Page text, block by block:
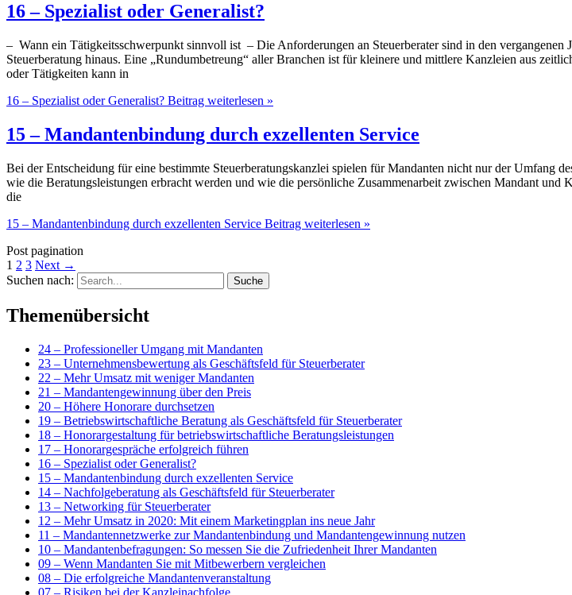
16 – Spezialist oder Generalist?
– Wann ein Tätigkeitsschwerpunkt sinnvoll ist – Die Anforderungen an Steuerberater sind in den
Steuerberatung hinaus. Eine „Rundumbetreung“ aller Branchen ist für kleinere und mittlere Kanzleien aus
oder Tätigkeiten kann in
16 – Spezialist oder Generalist? Beitrag weiterlesen »
15 – Mandantenbindung durch exzellenten Service
Bei der Entscheidung für eine bestimmte Steuerberatungskanzlei spielen für Mandanten nicht nur der Umfang
wie die Beratungsleistungen erbracht werden und wie die persönliche Zusammenarbeit zwischen Mandant
die
15 – Mandantenbindung durch exzellenten Service Beitrag weiterlesen »
Post pagination
1 2 3 Next →
Suchen nach:
Themenübersicht
24 – Professioneller Umgang mit Mandanten
23 – Unternehmensbewertung als Geschäftsfeld für Steuerberater
22 – Mehr Umsatz mit weniger Mandanten
21 – Mandantengewinnung über den Preis
20 – Höhere Honorare durchsetzen
19 – Betriebswirtschaftliche Beratung als Geschäftsfeld für Steuerberater
18 – Honorargestaltung für betriebswirtschaftliche Beratungsleistungen
17 – Honorargespräche erfolgreich führen
16 – Spezialist oder Generalist?
15 – Mandantenbindung durch exzellenten Service
14 – Nachfolgeberatung als Geschäftsfeld für Steuerberater
13 – Networking für Steuerberater
12 – Mehr Umsatz in 2020: Mit einem Marketingplan ins neue Jahr
11 – Mandantennetzwerke zur Mandantenbindung und Mandantengewinnung nutzen
10 – Mandantenbefragungen: So messen Sie die Zufriedenheit Ihrer Mandanten
09 – Wenn Mandanten Sie mit Mitbewerbern vergleichen
08 – Die erfolgreiche Mandantenveranstaltung
07 – Risiken bei der Kanzleinachfolge